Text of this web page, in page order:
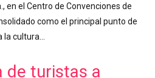
en el Centro de Convenciones de
como el principal punto de
cultura…
de turistas a